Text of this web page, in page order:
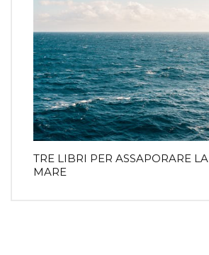
TRE LIBRI PER ASSAPORARE
MARE